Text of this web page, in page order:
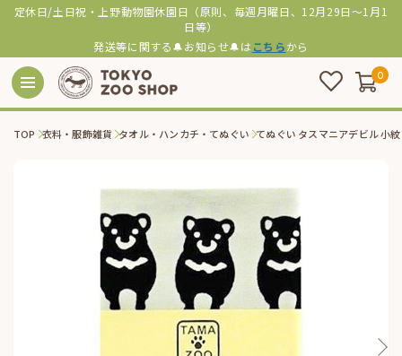
定休日/土日祝・上野動物園休園日（原則、毎週月曜日、12月29日～1月1
日等）
発送等に関する🔔お知らせ🔔は こちらから
0
TOP 衣料・服飾雑貨 タオル・ハンカチ・てぬぐい てぬぐい タスマニアデビル 小紋